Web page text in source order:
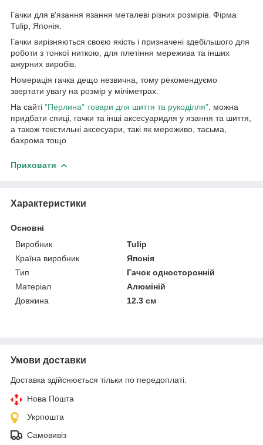
Гачки для в'язання язання металеві різних розмірів. Фірма
Tulip, Японія.
Гачки вирізняються своєю якість і призначені здебільшого для
роботи з тонкої ниткою, для плетіння мережива та інших
ажурних виробів.
Номерація гачка дещо незвична, тому рекомендуємо
звертати увагу на розмір у міліметрах.
На сайті "Перлина" товари для шиття та рукоділля" . можна
придбати спиці, гачки та інші аксесуаридля у язання та шиття,
а також текстильні аксесуари, такі як мереживо, тасьма,
бахрома тощо
Приховати
Характеристики
Основні
Виробник
Tulip
Країна виробник
Японія
Тип
Гачок односторонній
Матеріал
Алюміній
Довжина
12.3 см
Умови доставки
Доставка здійснюється тільки по передоплаті.
Нова Пошта
Укрпошта
Самовивіз